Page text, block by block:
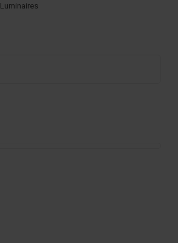
Luminaires